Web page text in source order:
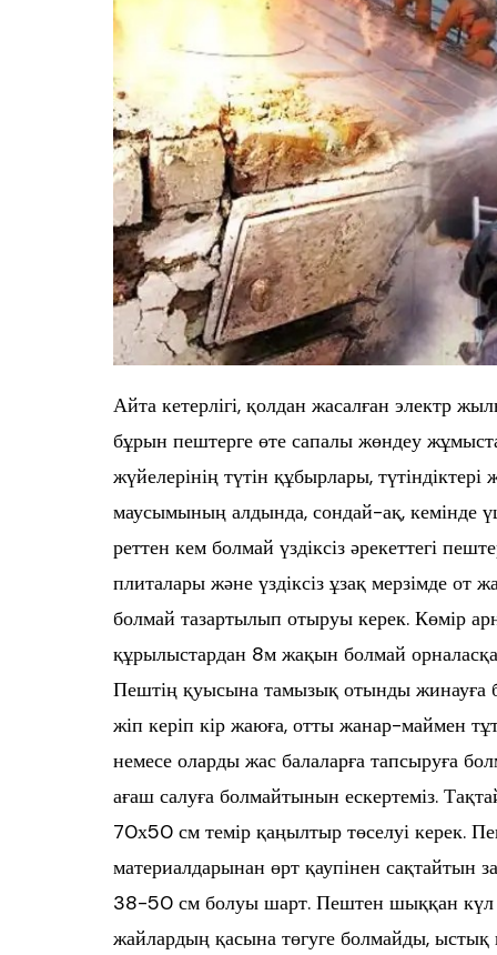
Айта кетерлігі, қолдан жасалған электр
бұрын пештерге өте сапалы жөндеу
жүйелерінің түтін құбырлары,
маусымының алдында, сондай-ақ, кемінде
реттен кем болмай үздіксіз әрекеттегі
плиталары және үздіксіз ұзақ мерзімде от
болмай тазартылып отыруы керек. Көмір
құрылыстардан 8м жақын болмай
Пештің қуысына тамызық отынды жинауға
жіп керіп кір жаюға, отты жанар-маймен
немесе оларды жас балаларға тапсыруға
ағаш салуға болмайтынын ескертеміз.
70х50 см темір қаңылтыр төселуі керек.
материалдарынан өрт қаупінен
38-50 см болуы шарт. Пештен шыққан
жайлардың қасына төгуге болмайды,